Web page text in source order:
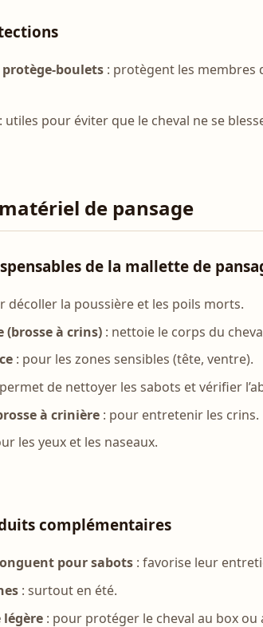
boulets : protègent les membres
: utiles pour éviter que le cheval ne se
de pansage
de la mallette de
décoller la poussière et les poils morts.
(brosse à crins) : nettoie le corps du
: pour les zones sensibles (tête, ventre).
de nettoyer les sabots et vérifier
à crinière : pour entretenir les crins.
les yeux et les naseaux.
complémentaires
pour sabots : favorise leur
: surtout en été.
légère : pour protéger le cheval au box ou